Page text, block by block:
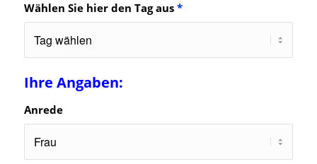
Wählen Sie hier den Tag aus *
Ihre Angaben:
Anrede